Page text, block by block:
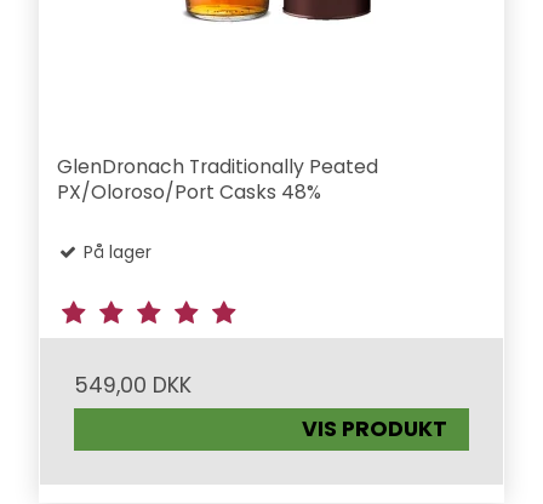
GlenDronach Traditionally Peated
PX/Oloroso/Port Casks 48%
På lager
549,00 DKK
VIS PRODUKT